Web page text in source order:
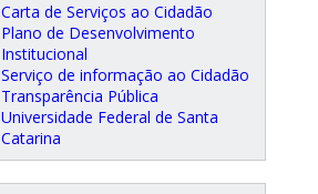
Carta de Serviços ao Cidadão
Plano de Desenvolvimento
Institucional
Serviço de informação ao Cidadão
Transparência Pública
Universidade Federal de Santa
Catarina